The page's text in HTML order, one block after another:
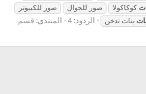
كوكاكولا صور للجوال
صور للكبيوتر
بنات تدخن الردود: 4 المنتدى: قسم